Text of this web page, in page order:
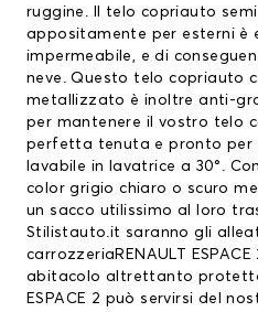
ruggine. Il telo copriauto
appositamente per esterni è
impermeabile, e di
neve. Questo telo copriauto
metallizzato è inoltre anti-
per mantenere il vostro telo
perfetta tenuta e pronto per
lavabile in lavatrice a 30°.
color grigio chiaro o scuro
un sacco utilissimo al loro
Stilistauto.it saranno gli
carrozzeriaRENAULT
abitacolo altrettanto protetto,
ESPACE 2 può servirsi del